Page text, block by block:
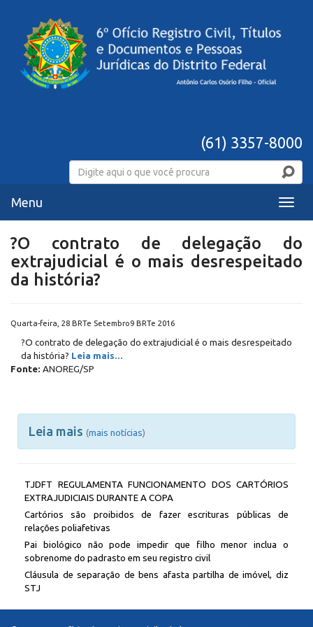
(61) 3357-8000
Menu
Menu
?O contrato de delegação do
extrajudicial é o mais desrespeitado
da história?
Quarta-feira, 28 BRTe Setembro9 BRTe 2016
?O contrato de delegação do extrajudicial é o mais desrespeitado
da história? Leia mais...
Fonte: ANOREG/SP
Leia mais (mais notícias)
TJDFT REGULAMENTA FUNCIONAMENTO DOS CARTÓRIOS
EXTRAJUDICIAIS DURANTE A COPA
Cartórios são proibidos de fazer escrituras públicas de
relações poliafetivas
Pai biológico não pode impedir que filho menor inclua o
sobrenome do padrasto em seu registro civil
Cláusula de separação de bens afasta partilha de imóvel, diz
STJ